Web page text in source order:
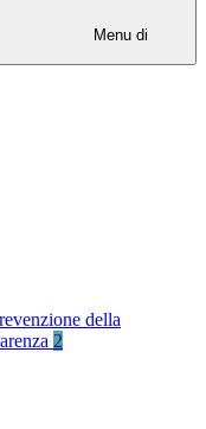
Menu di
della
2